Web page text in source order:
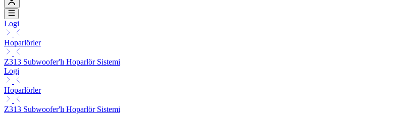
Logi
Hoparlörler
Z313 Subwoofer'lı Hoparlör Sistemi
Logi
Hoparlörler
Z313 Subwoofer'lı Hoparlör Sistemi